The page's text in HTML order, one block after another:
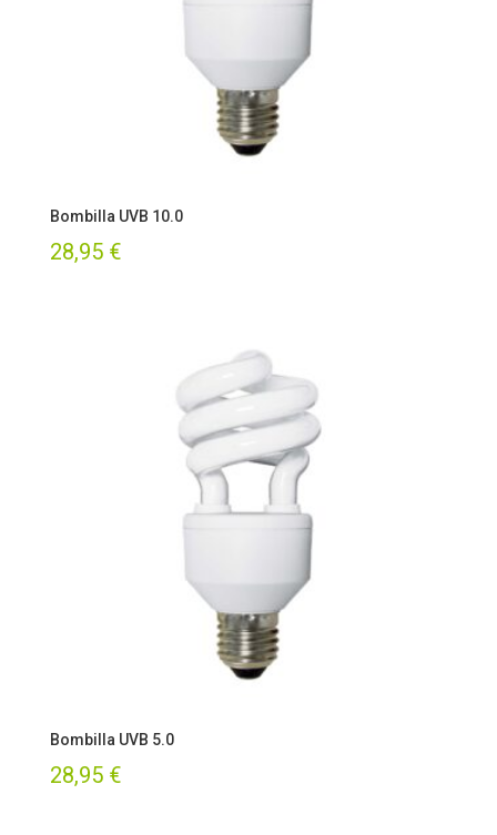
Bombilla UVB 10.0
28,95 €
Bombilla UVB 5.0
28,95 €